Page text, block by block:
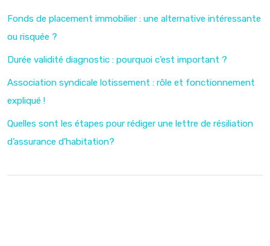
Fonds de placement immobilier : une alternative intéressante
ou risquée ?
Durée validité diagnostic : pourquoi c’est important ?
Association syndicale lotissement : rôle et fonctionnement
expliqué !
Quelles sont les étapes pour rédiger une lettre de résiliation
d’assurance d’habitation?